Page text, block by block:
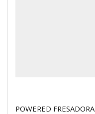
POWERED FRESADORA